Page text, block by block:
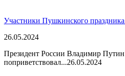
Участники Пушкинского
26.05.2024
Президент России Владимир Путин
поприветствовал...26.05.2024